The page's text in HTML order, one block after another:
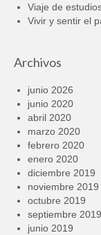
Viaje de
Vivir y sentir el
Archivos
junio 2026
junio 2020
abril 2020
marzo 2020
febrero 2020
enero 2020
diciembre 2019
noviembre 2019
octubre 2019
septiembre 2019
junio 2019